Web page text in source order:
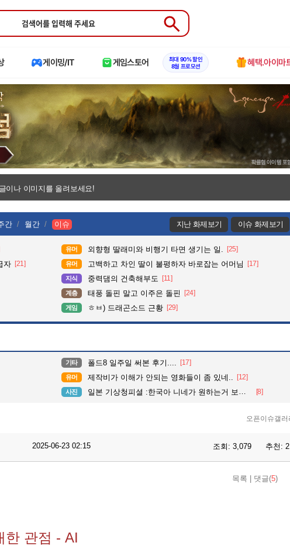
Submit
게이밍/IT 게임스토어
최대 90% 할인
8월 프로모션
혜택.아이마
이나 이미지를 올려보세요!
간 월간 이슈 지난 화제보기 이슈 화제보기
유머 외향형 딸래미와 비행기 타면 생기는 일. [25]
자 [21] 유머 고백하고 차인 딸이 불평하자 바로잡는 어머님 [17]
지식 중력댐의 건축해부도 [11]
계층 태풍 돌핀 말고 이주은 돌핀 [24]
게임 ㅎㅂ) 드래곤소드 근황 [29]
기타 폴드8 일주일 써본 후기.... [17]
유머 제작비가 이해가 안되는 영화들이 좀 있네.. [12]
사진 일본 기상청피셜 :한국아 니네가 원하는거 보내줄게 [8]
오픈이슈갤러
2025-06-23 02:15 조회: 3,079 추천: 2
목록 댓글(5)
한 관점 - AI